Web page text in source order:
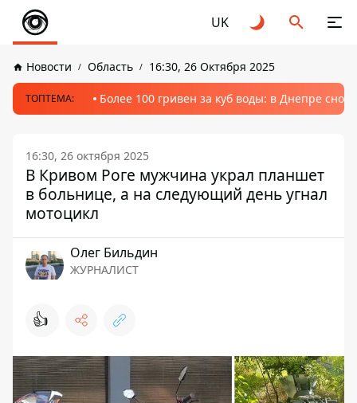
UK
Новости Область 16:30, 26 Октября 2025
ТОПТЕМА: Более 100 гривен за куб воды: в Днепре
16:30, 26 октября 2025
В Кривом Роге мужчина украл планшет
в больнице, а на следующий день угнал
мотоцикл
Олег Бильдин
ЖУРНАЛИСТ
👍